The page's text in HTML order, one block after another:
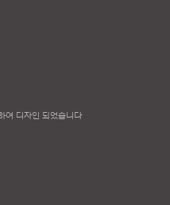
여 디자인 되었습니다